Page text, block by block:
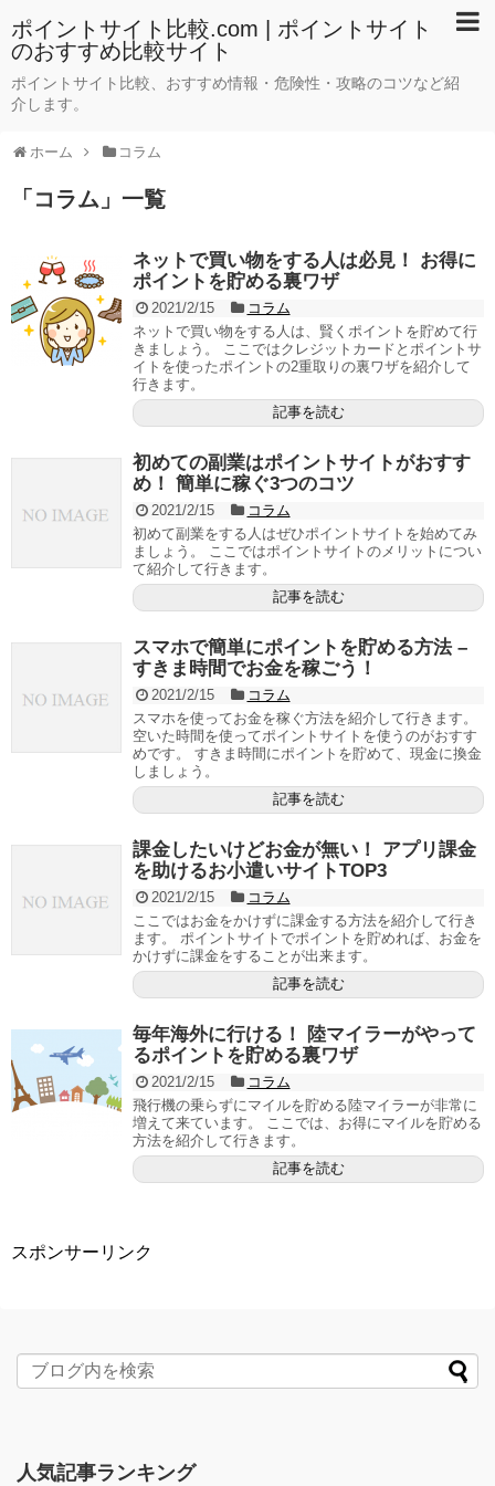
ポイントサイト比較.com | ポイントサイト
のおすすめ比較サイト
ポイントサイト比較、おすすめ情報・危険性・攻略のコツなど紹
介します。
ホーム コラム
「 コラム 」 一覧
ネットで買い物をする人は必見！ お得に
ポイントを貯める裏ワザ
2021/2/15
コラム
ネットで買い物をする人は、賢くポイントを貯めて行
きましょう。 ここではクレジットカードとポイントサ
イトを使ったポイントの2重取りの裏ワザを紹介して
行きます。
記事を読む
初めての副業はポイントサイトがおすす
め！ 簡単に稼ぐ3つのコツ
2021/2/15
コラム
初めて副業をする人はぜひポイントサイトを始めてみ
ましょう。 ここではポイントサイトのメリットについ
て紹介して行きます。
記事を読む
スマホで簡単にポイントを貯める方法 –
すきま時間でお金を稼ごう！
2021/2/15
コラム
スマホを使ってお金を稼ぐ方法を紹介して行きます。
空いた時間を使ってポイントサイトを使うのがおすす
めです。 すきま時間にポイントを貯めて、現金に換金
しましょう。
記事を読む
課金したいけどお金が無い！ アプリ課金
を助けるお小遣いサイトTOP3
2021/2/15
コラム
ここではお金をかけずに課金する方法を紹介して行き
ます。 ポイントサイトでポイントを貯めれば、お金を
かけずに課金をすることが出来ます。
記事を読む
毎年海外に行ける！ 陸マイラーがやって
るポイントを貯める裏ワザ
2021/2/15
コラム
飛行機の乗らずにマイルを貯める陸マイラーが非常に
増えて来ています。 ここでは、お得にマイルを貯める
方法を紹介して行きます。
記事を読む
スポンサーリンク
人気記事ランキング